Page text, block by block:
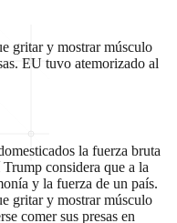
gritar y mostrar músculo
EU tuvo atemorizado al
la fuerza bruta
considera que a la
y la fuerza de un país.
gritar y mostrar músculo
comer sus presas en